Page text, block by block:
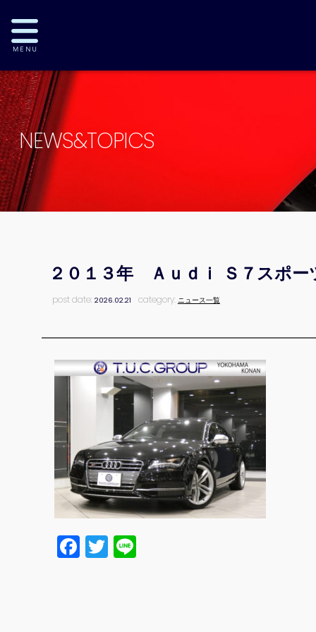
NEWS&TOPICS
２０１３年 Ａｕｄｉ Ｓ７スポ
post date:2026.02.21 category: ニュース一覧
Facebook
Twitter